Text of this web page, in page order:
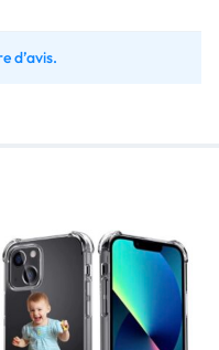
d’avis.